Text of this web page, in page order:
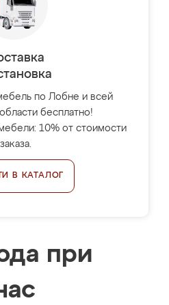
по Лобне и всей
бесплатно!
10% от стоимости
заказа.
В КАТАЛОГ
при